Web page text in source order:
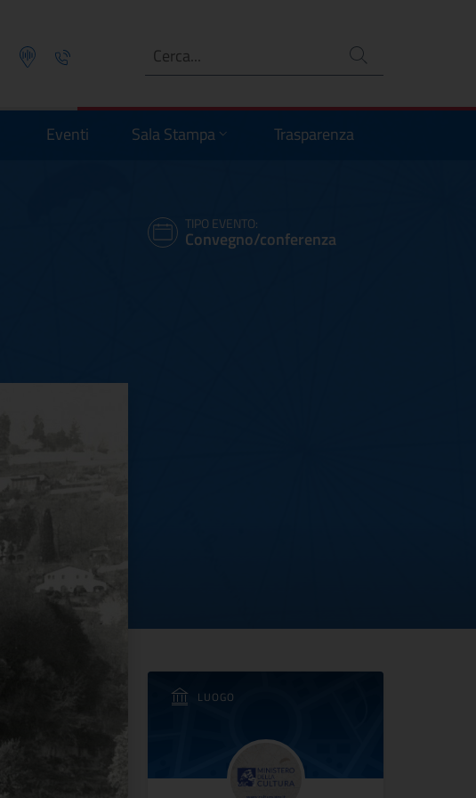
Podcast Telefono Ricerca
Eventi Sala Stampa Trasparenza
TIPO EVENTO:
Convegno/conferenza
LUOGO